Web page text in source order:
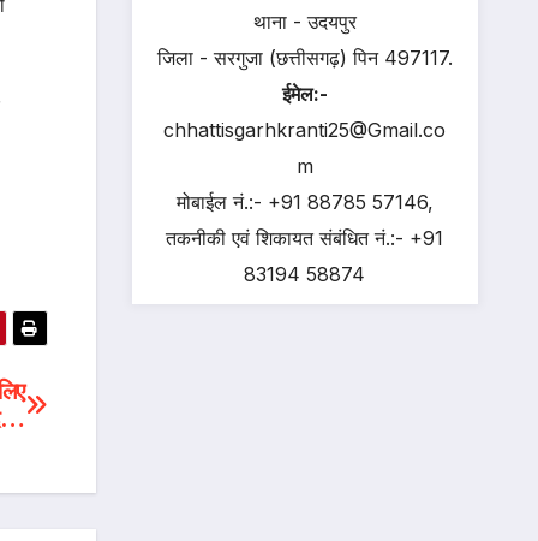
थाना - उदयपुर
जिला - सरगुजा (छत्तीसगढ़) पिन 497117.
ईमेल:-
chhattisgarhkranti25@Gmail.co
m
मोबाईल नं.:- +91 88785 57146,
तकनीकी एवं शिकायत संबंधित नं.:- +91
83194 58874